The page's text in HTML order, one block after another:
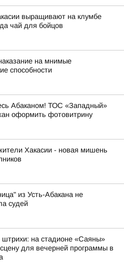
выращивают на клумбе
чай для бойцов
на мнимые
способности
Абаканом! ТОС «Западный»
оформить фотовитрину
Хакасии - новая мишень
из Усть-Абакана не
судей
на стадионе «Саяны»
для вечерней программы в